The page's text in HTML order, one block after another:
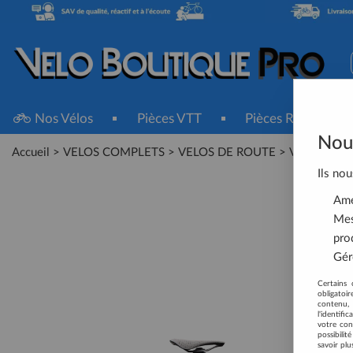
Nos Vélos Pièces VTT Pièces Route
Accueil > VELOS COMPLETS > VELOS DE ROUTE > Vélos de
Ils
Certains
contenu,
votre
savoir